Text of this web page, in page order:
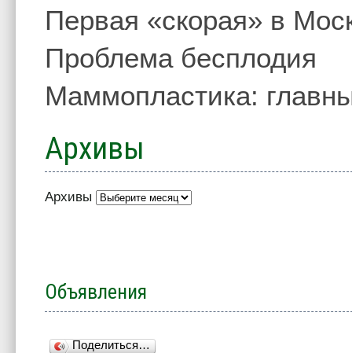
Первая «скорая» в
Проблема бесплодия
Маммопластика:
Архивы
Архивы
Объявления
Поделиться…